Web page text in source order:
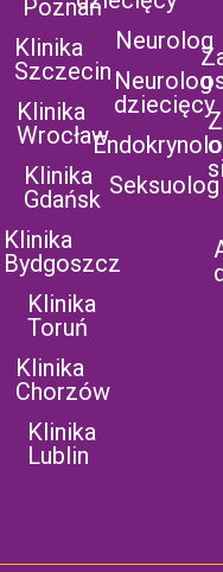
Poznań
Klinika
Szczecin
Klinika
Wrocław
Klinika
Gdańsk
Klinika
Bydgoszcz
Klinika
Toruń
Klinika
Chorzów
Klinika
Lublin
Neurolog
Neurolog
dziecięcy
Seksuolog